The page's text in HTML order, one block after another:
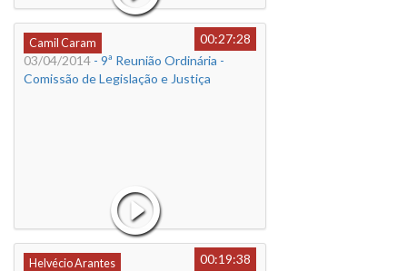
Camil Caram
00:27:28
03/04/2014 - 9ª Reunião Ordinária -
Comissão de Legislação e Justiça
Helvécio Arantes
00:19:38